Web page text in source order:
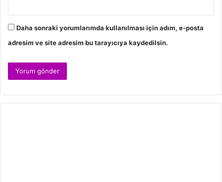
Daha sonraki yorumlarımda kullanılması için adım, e-posta
adresim ve site adresim bu tarayıcıya kaydedilsin.